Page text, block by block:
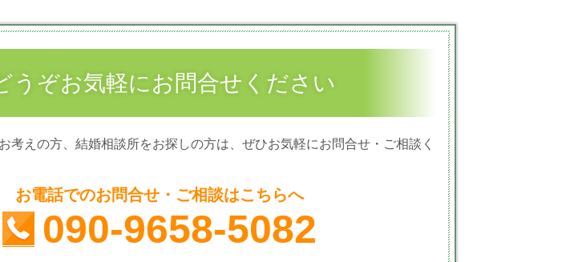
うぞお気軽にお問合せください
考えの方、結婚相談所をお探しの方は、ぜひお気軽にお問合せ・ご相談く
お電話でのお問合せ・ご相談はこちらへ
090-9658-5082